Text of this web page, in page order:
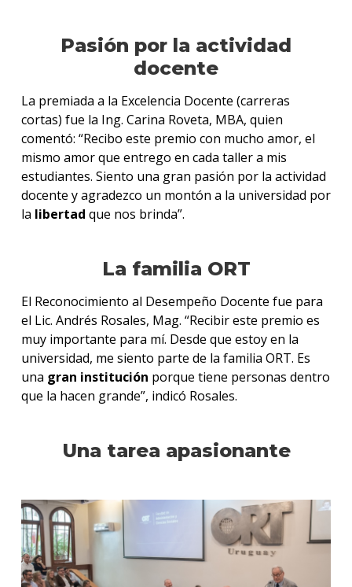
Pasión por la actividad
docente
La premiada a la Excelencia Docente (carreras
cortas) fue la Ing. Carina Roveta, MBA, quien
comentó: “Recibo este premio con mucho amor, el
mismo amor que entrego en cada taller a mis
estudiantes. Siento una gran pasión por la actividad
docente y agradezco un montón a la universidad por
la libertad que nos brinda”.
La familia ORT
El Reconocimiento al Desempeño Docente fue para
el Lic. Andrés Rosales, Mag. “Recibir este premio es
muy importante para mí. Desde que estoy en la
universidad, me siento parte de la familia ORT. Es
una gran institución porque tiene personas dentro
que la hacen grande”, indicó Rosales.
Una tarea apasionante